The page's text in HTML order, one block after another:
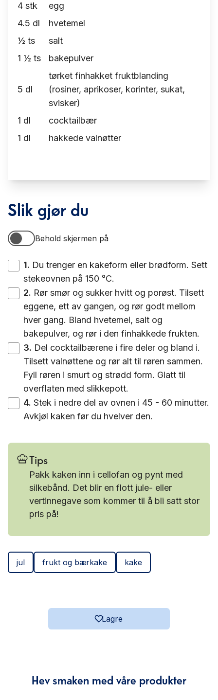
4 stk
egg
4.5 dl
hvetemel
½ ts
salt
1 ½ ts bakepulver
5 dl
tørket finhakket fruktblanding
(rosiner, aprikoser, korinter, sukat,
svisker)
1 dl
cocktailbær
1 dl hakkede valnøtter
Slik gjør du
Behold skjermen på
Behold skjermen på
1. Du trenger en kakeform eller brødform. Sett
stekeovnen på 150 °C.
2. Rør smør og sukker hvitt og porøst. Tilsett
eggene, ett av gangen, og rør godt mellom
hver gang. Bland hvetemel, salt og
bakepulver, og rør i den finhakkede frukten.
3. Del cocktailbærene i fire deler og bland i.
Tilsett valnøttene og rør alt til røren sammen.
Fyll røren i smurt og strødd form. Glatt til
overflaten med slikkepott.
4. Stek i nedre del av ovnen i 45 - 60 minutter.
Avkjøl kaken før du hvelver den.
Tips
Pakk kaken inn i cellofan og pynt med
silkebånd. Det blir en flott jule- eller
vertinnegave som kommer til å bli satt stor
pris på!
jul frukt og bærkake kake
Lagre
Hev smaken med våre produkter